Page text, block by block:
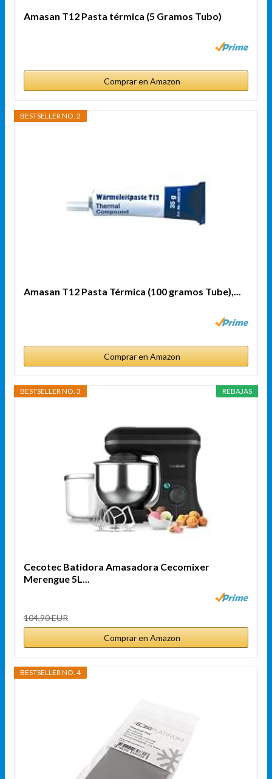
Amasan T12 Pasta térmica (5 Gramos Tubo)
Comprar en Amazon
BESTSELLER NO. 2
Amasan T12 Pasta Térmica (100 gramos Tube),...
Comprar en Amazon
REBAJAS
BESTSELLER NO. 3
Cecotec Batidora Amasadora Cecomixer
Merengue 5L...
104,90 EUR
Comprar en Amazon
BESTSELLER NO. 4